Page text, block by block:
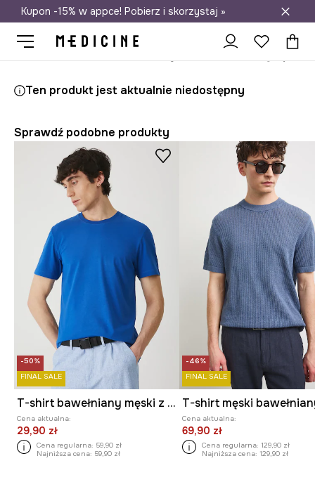
Darmowa dostawa do salonów
Kupon -15% w appce! Pobierz i skorzystaj »
Ten produkt jest aktualnie niedostępny
Sprawdź podobne produkty
-50%
FINAL SALE
T-shirt bawełniany męski z elastanem gładki kolor niebieski
Cena aktualna:
29,90 zł
Cena regularna: 59,90 zł
Najniższa cena: 59,90 zł
-46%
FINAL SALE
T-shirt męski
Cena aktualna:
69,90 zł
Cena regularna: 129,90 zł
Najniższa cena: 129,90 zł